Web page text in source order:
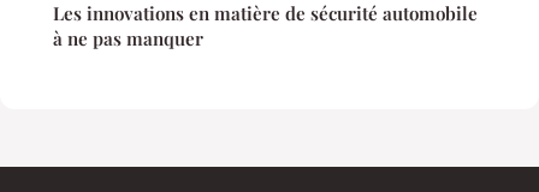
Les innovations en matière de sécurité automobile
à ne pas manquer